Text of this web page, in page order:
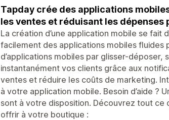
Tapday crée des applications
les ventes et réduisant les dépenses
La création d’une application mobile se
facilement des applications mobiles fluides
d’applications mobiles par glisser-
instantanément vos clients grâce aux
ventes et réduire les coûts de marketing.
à votre application mobile. Besoin d’aide ?
sont à votre disposition. Découvrez tout ce
offrir à votre boutique :